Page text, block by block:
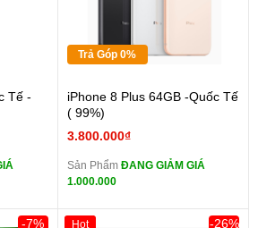
Tế -
Trả Góp 0%
iPhone 8 Plus 64GB -Quốc Tế
( 99%)
3.800.000₫
Sản Phẩm ĐANG GIẢM GIÁ
1.000.000
-7% -26%
Hot